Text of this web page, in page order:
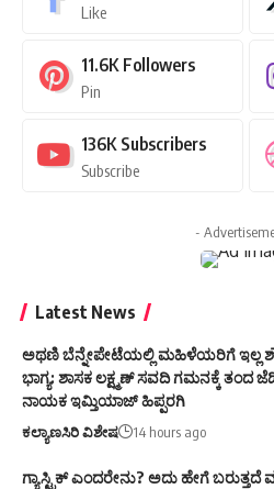
Like
11.6K Followers
Pin
136K Subscribers
Subscribe
-
Latest News
ಅಥಣಿ ಬೆನ್ನೇಪೇಟೆಯಲ್ಲಿ ಮಹಿಳೆಯರಿಗೆ
ಭಾಗ್ಯ: ಶಾಸಕ ಲಕ್ಷ್ಮಣ್ ಸವದಿ ಗಮನಕ್ಕೆ ತಂದ
ನಾಯಕ ಇಮ್ತಿಯಾಜ್ ಹಿಪ್ಪರಗಿ
ಕಲ್ಯಾಣಸಿರಿ ವಿಶೇಷ 14 hours ago
ಗ್ಯಾಸ್ಟ್ರಿಕ್ ಎಂದರೇನು? ಅದು ಹೇಗೆ ಬರುತ್ತದೆ